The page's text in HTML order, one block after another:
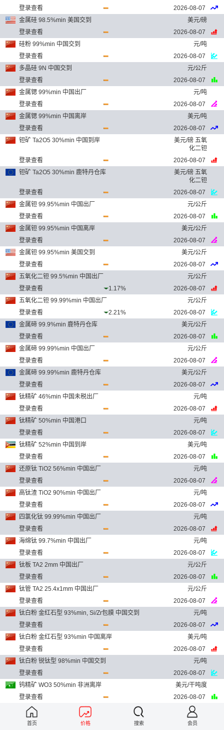
登录查看
2026-08-07
金属硅 98.5%min 美国交到
美元/磅
登录查看
2026-08-07
硅粉 99%min 中国交到
元/吨
登录查看
2026-08-07
多晶硅 9N 中国交到
元/公斤
登录查看
2026-08-07
金属锶 99%min 中国出厂
元/吨
登录查看
2026-08-07
金属锶 99%min 中国离岸
美元/吨
登录查看
2026-08-07
钽矿 Ta2O5 30%min 中国到岸
美元/磅 五氧
化二钽
登录查看
2026-08-07
钽矿 Ta2O5 30%min 鹿特丹仓库
美元/磅 五氧
化二钽
登录查看
2026-08-07
金属钽 99.95%min 中国出厂
元/公斤
登录查看
2026-08-07
金属钽 99.95%min 中国离岸
美元/公斤
登录查看
2026-08-07
金属钽 99.95%min 美国交到
美元/公斤
登录查看
2026-08-07
五氧化二钽 99.5%min 中国出厂
元/公斤
登录查看
1.17%
2026-08-07
五氧化二钽 99.99%min 中国出厂
元/公斤
登录查看
2.21%
2026-08-07
金属碲 99.9%min 鹿特丹仓库
美元/公斤
登录查看
2026-08-07
金属碲 99.99%min 中国出厂
元/公斤
登录查看
2026-08-07
金属碲 99.99%min 鹿特丹仓库
美元/公斤
登录查看
2026-08-07
钛精矿 46%min 中国未税出厂
元/吨
登录查看
2026-08-07
钛精矿 50%min 中国港口
元/吨
登录查看
2026-08-07
钛精矿 52%min 中国到岸
美元/吨
登录查看
2026-08-07
还原钛 TiO2 56%min 中国出厂
元/吨
登录查看
2026-08-07
高钛渣 TiO2 90%min 中国出厂
元/吨
登录查看
2026-08-07
四氯化钛 99.99%min 中国出厂
元/吨
登录查看
2026-08-07
海绵钛 99.7%min 中国出厂
元/吨
登录查看
2026-08-07
钛板 TA2 2mm 中国出厂
元/公斤
登录查看
2026-08-07
钛管 TA2 25.4x1mm 中国出厂
元/公斤
登录查看
2026-08-07
钛白粉 金红石型 93%min, Si/Zr包膜 中国交到
元/吨
登录查看
2026-08-07
钛白粉 金红石型 93%min 中国离岸
美元/吨
登录查看
2026-08-07
钛白粉 锐钛型 98%min 中国交到
元/吨
登录查看
2026-08-07
钨精矿 WO3 50%min 非洲离岸
美元/干吨度
登录查看
2026-08-07
APT 88.5%min 中国出厂
元/吨
登录查看
2026-08-07
首页 价格 搜索 会员